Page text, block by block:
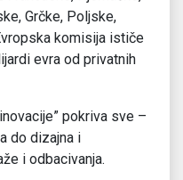
Grčke, Poljske,
komisija ističe
evra od privatnih
pokriva sve –
do dizajna i
i odbacivanja.